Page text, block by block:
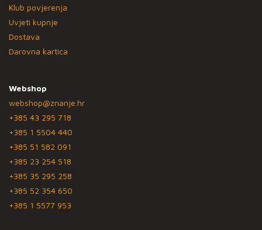
Klub povjerenja
Uvjeti kupnje
Dostava
Darovna kartica
Webshop
webshop@znanje.hr
+385 43 295 718
+385 1 5504 440
+385 51 582 091
+385 23 254 518
+385 35 295 258
+385 52 354 650
+385 1 5577 953